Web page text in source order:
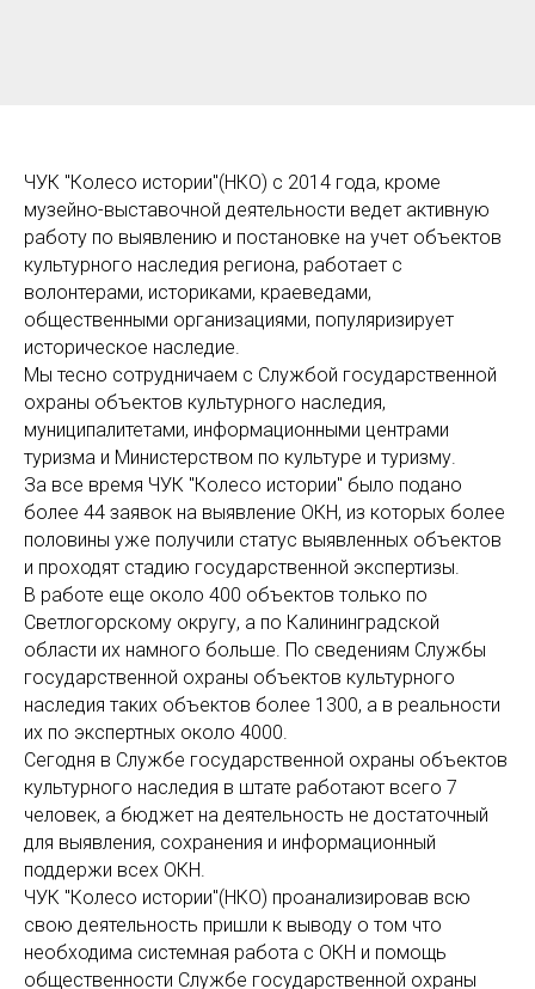
ЧУК "Колесо истории"(НКО) с 2014 года, кроме
музейно-выставочной деятельности ведет активную
работу по выявлению и постановке на учет объектов
культурного наследия региона, работает с
волонтерами, историками, краеведами,
общественными организациями, популяризирует
историческое наследие.
Мы тесно сотрудничаем с Службой государственной
охраны объектов культурного наследия,
муниципалитетами, информационными центрами
туризма и Министерством по культуре и туризму.
За все время ЧУК "Колесо истории" было подано
более 44 заявок на выявление ОКН, из которых более
половины уже получили статус выявленных объектов
и проходят стадию государственной экспертизы.
В работе еще около 400 объектов только по
Светлогорскому округу, а по Калининградской
области их намного больше. По сведениям Службы
государственной охраны объектов культурного
наследия таких объектов более 1300, а в реальности
их по экспертных около 4000.
Сегодня в Службе государственной охраны объектов
культурного наследия в штате работают всего 7
человек, а бюджет на деятельность не достаточный
для выявления, сохранения и информационный
поддержи всех ОКН.
ЧУК "Колесо истории"(НКО) проанализировав всю
свою деятельность пришли к выводу о том что
необходима системная работа с ОКН и помощь
общественности Службе государственной охраны